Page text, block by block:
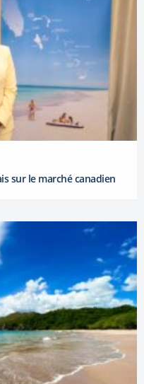
sur le marché canadien